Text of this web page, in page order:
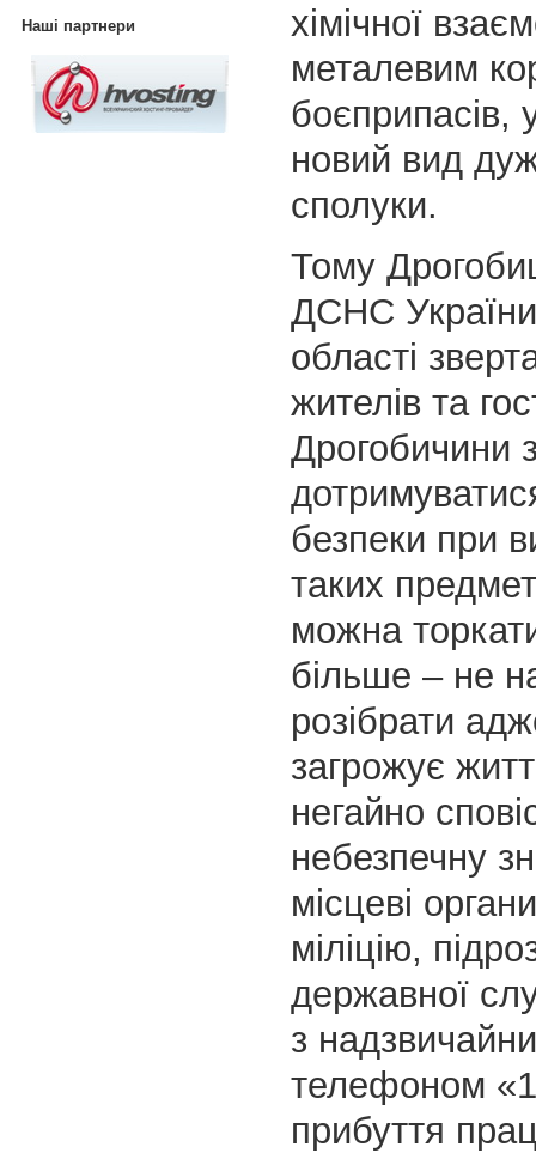
Наші партнери
хімічної
металевим
боєприпасів,
новий вид
сполуки.
Тому
ДСНС України
області
жителів та
Дрогобичини
безпеки при
таких
можна
більше – не
розібрати
загрожує
негайно
небезпечну
місцеві
міліцію,
державної
з
телефоном
прибуття